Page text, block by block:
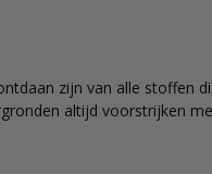
zijn van alle stoffen
altijd voorstrijken